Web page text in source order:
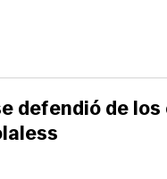
defendió de